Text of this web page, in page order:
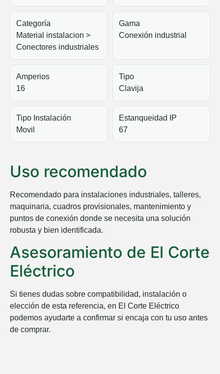
Categoría
Material instalacion >
Conectores industriales
Gama
Conexión industrial
Amperios
16
Tipo
Clavija
Tipo Instalación
Movil
Estanqueidad IP
67
Uso recomendado
Recomendado para instalaciones industriales, talleres,
maquinaria, cuadros provisionales, mantenimiento y
puntos de conexión donde se necesita una solución
robusta y bien identificada.
Asesoramiento de El Corte
Eléctrico
Si tienes dudas sobre compatibilidad, instalación o
elección de esta referencia, en El Corte Eléctrico
podemos ayudarte a confirmar si encaja con tu uso antes
de comprar.